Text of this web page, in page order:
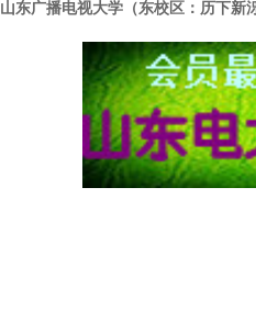
山东广播电视大学（东校区：历下新